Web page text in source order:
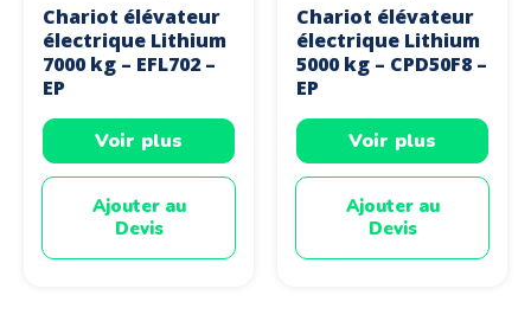
Chariot élévateur
électrique Lithium
7000 kg – EFL702 –
EP
Voir plus
Ajouter au
Devis
Chariot élévateur
électrique Lithium
5000 kg – CPD50F8 –
EP
Voir plus
Ajouter au
Devis